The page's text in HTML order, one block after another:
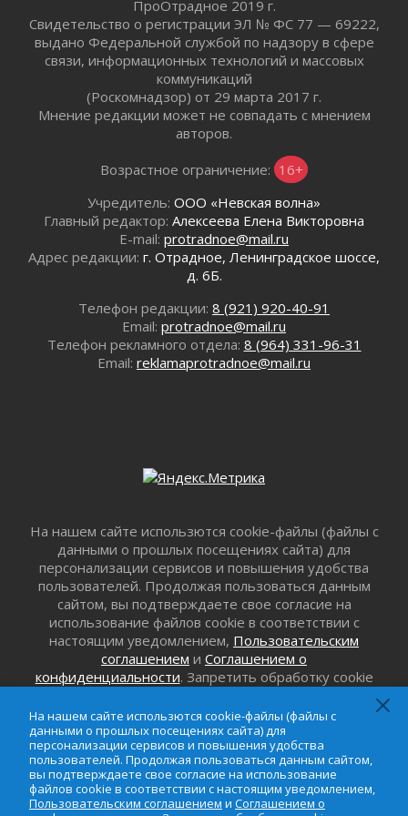
В музей всей семьёй
01 августа 2026
Без заявлений и очередей
01 августа 2026
Не женское это дело...уверены?
01 августа 2026
Айда на пляж!
01 августа 2026
Один в поле — не воин
Пик топливного кризиса в регионе прошёл
О мужестве, долге и стойкости
Ленинградцы — бойцам «Барс-Ленинградец»
Правила для жизни
С рабочим визитом
31 июля 2026
В Шлиссельбурге прошла акция «Белый
кораблик Памяти»
31 июля 2026
Новые возможности для творчества
31 июля 2026
За сухими цифрами — реальная жизнь
От инженера-создателя к волонтёрам
«Созидателям»
31 июля 2026
Генеральная репетиция векового юбилея
31 июля 2026
ПроОтрадное 2019 г.
Свидетельство о регистрации ЭЛ № ФС 77 — 69222,
выдано Федеральной службой по надзору в сфере
связи, информационных технологий и массовых
коммуникаций
(Роскомнадзор) от 29 марта 2017 г.
Мнение редакции может не совпадать с мнением
авторов.
Возрастное ограничение: 16+
Учредитель: ООО «Невская волна»
Главный редактор: Алексеева Елена Викторовна
E-mail: protradnoe@mail.ru
Адрес редакции: г. Отрадное, Ленинградское шоссе,
д. 6Б.
Телефон редакции: 8 (921) 920-40-91
Email: protradnoe@mail.ru
Телефон рекламного отдела: 8 (964) 331-96-31
Email: reklamaprotradnoe@mail.ru
На нашем сайте использются cookie-файлы (файлы с
данными о прошлых посещениях сайта) для
персонализации сервисов и повышения удобства
пользователей. Продолжая пользоваться данным
сайтом, вы подтверждаете свое согласие на
использование файлов cookie в соответствии с
настоящим уведомлением, Пользовательским
соглашением и Соглашением о
конфиденциальности. Запретить обработку cookie
На нашем сайте использются cookie-файлы (файлы с
данными о прошлых посещениях сайта) для
персонализации сервисов и повышения удобства
пользователей. Продолжая пользоваться данным сайтом,
вы подтверждаете свое согласие на использование
файлов cookie в соответствии с настоящим уведомлением,
Пользовательским соглашением и Соглашением о